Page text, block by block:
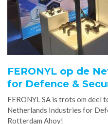
FERONYL op de
for Defence &
FERONYL SA is trots om deel
Netherlands Industries for
Rotterdam Ahoy!